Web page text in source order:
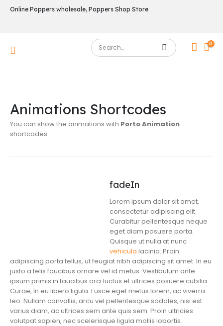
Online Poppers wholesale, Poppers Shop Store
0
Animations Shortcodes
You can show the animations with Porto Animation
shortcodes.
fadeIn
Lorem ipsum dolor sit amet,
consectetur adipiscing elit.
Curabitur pellentesque neque
eget diam posuere porta.
Quisque ut nulla at nunc
vehicula lacinia. Proin
adipiscing porta tellus, ut feugiat nibh adipiscing sit amet. In eu
justo a felis faucibus ornare vel id metus. Vestibulum ante
ipsum primis in faucibus orci luctus et ultrices posuere cubilia
Curae; In eu libero ligula. Fusce eget metus lorem, ac viverra
leo. Nullam convallis, arcu vel pellentesque sodales, nisi est
varius diam, ac ultrices sem ante quis sem. Proin ultricies
volutpat sapien, nec scelerisque ligula mollis lobortis.